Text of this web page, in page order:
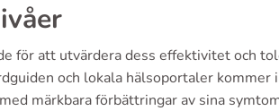
för att utvärdera dess effektivitet och
och lokala hälsoportaler kommer
märkbara förbättringar av sina